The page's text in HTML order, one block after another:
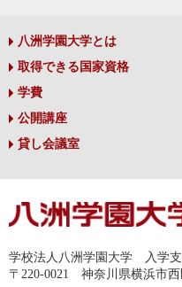
八洲学園大学とは
取得できる国家資格
学費
公開講座
貸し会議室
学校法人八洲学園大学 入学
〒220-0021 神奈川県横浜市